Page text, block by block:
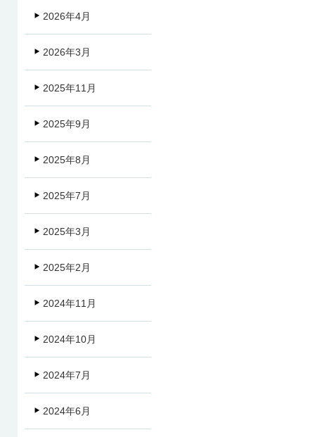
2026年4月
2026年3月
2025年11月
2025年9月
2025年8月
2025年7月
2025年3月
2025年2月
2024年11月
2024年10月
2024年7月
2024年6月